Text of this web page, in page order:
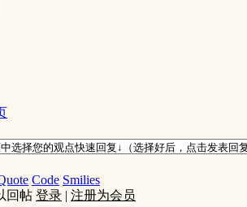
Code Smilies
回帖 登录 | 注册为会员